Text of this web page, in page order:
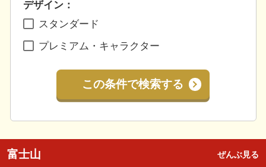
デザイン：
スタンダード
プレミアム・キャラクター
この条件で検索する
富士山 ぜんぶ見る